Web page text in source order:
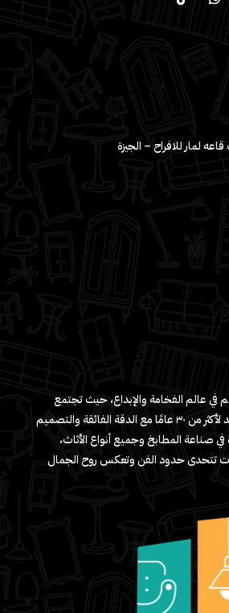
لمار للافراح – الجيزة
في عالم الفخامة والإبداع، حيث تجتمع
الخبرة الطويلة التي تمتد لأكثر من ٣٠ عامًا مع الدقة الفائقة والتصميم
في صناعة المطابخ وجميع أنواع الأثاث،
تتحدى حدود الفن وتعكس روح الجمال